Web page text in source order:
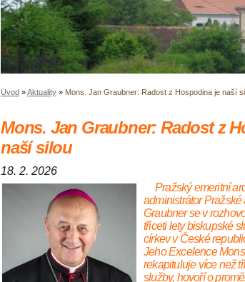
Úvod »Aktuality » Mons. Jan Graubner: Radost z Hospodina je naší
Mons. Jan Graubner: Radost z
naší silou
18. 2. 2026
Pražský emeritní
administrátor
Graubner se v
třiceti lety biskupské
církev v České
Jeho Excelence
rekapituluje více než
služby, hovoří o